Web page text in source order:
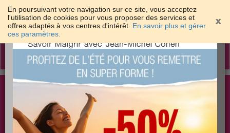
En poursuivant votre navigation sur ce site, vous acceptez
l'utilisation de cookies pour vous proposer des services et
offres adaptés à vos centres d'intérêt. En savoir plus et gérer
ces paramètres.
Toggle
Les meilleures solutions pour maigrir et être bien
dans sa peau
×